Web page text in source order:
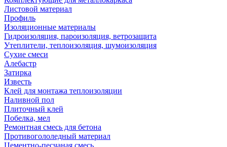
Листовой материал
Профиль
Изоляционные материалы
Гидроизоляция, пароизоляция, ветрозащита
Утеплители, теплоизоляция, шумоизоляция
Сухие смеси
Алебастр
Затирка
Известь
Клей для монтажа теплоизоляции
Наливной пол
Плиточный клей
Побелка, мел
Ремонтная смесь для бетона
Противогололедный материал
Цементно-песчаная смесь